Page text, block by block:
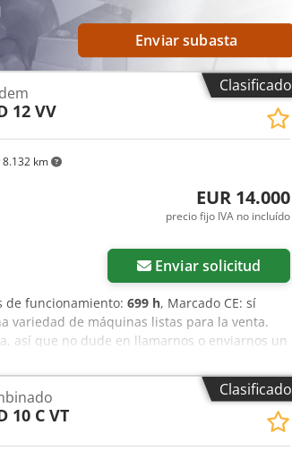
Enviar subasta
Clasificado
8.132 km
12 VV
EUR 14.000
precio fijo IVA no incluído
Enviar solicitud
de funcionamiento: 699 h, Marcado CE: sí
variedad de máquinas listas para la venta.
así que no dude en llamarnos o enviarnos un
están completamente revisadas y
y se las proporcionaremos de
español y ruso. Credpfx Ajr Hpu Uol Def
Clasificado
10 C VT